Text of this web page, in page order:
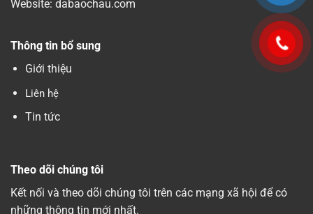
Website: dabaochau.com
Thông tin bổ sung
Giới thiệu
Liên hệ
Tin tức
Theo dõi chúng tôi
Kết nối và theo dõi chúng tôi trên các mạng xã hội để có
những thông tin mới nhất.